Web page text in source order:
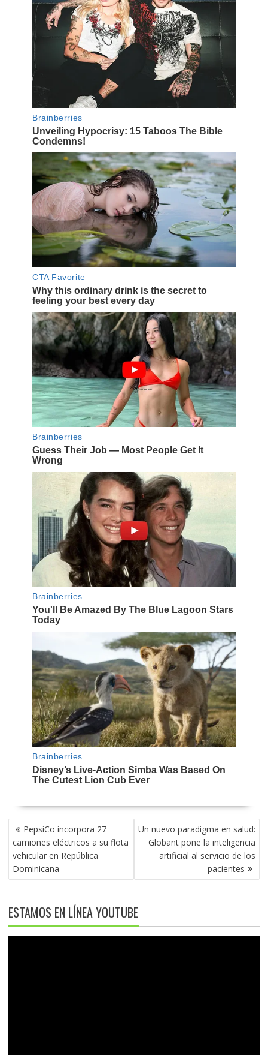
NAVEGACIÓN
DE
ENTRADAS
PepsiCo incorpora 27
camiones eléctricos a su flota
vehicular en República
Dominicana
Un nuevo paradigma en salud:
Globant pone la inteligencia
artificial al servicio de los
pacientes
ESTAMOS EN LÍNEA YOUTUBE